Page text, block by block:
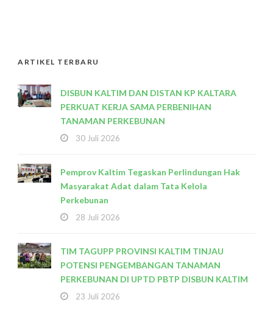
ARTIKEL TERBARU
DISBUN KALTIM DAN DISTAN KP KALTARA
PERKUAT KERJA SAMA PERBENIHAN
TANAMAN PERKEBUNAN
30 Juli 2026
Pemprov Kaltim Tegaskan Perlindungan Hak
Masyarakat Adat dalam Tata Kelola
Perkebunan
28 Juli 2026
TIM TAGUPP PROVINSI KALTIM TINJAU
POTENSI PENGEMBANGAN TANAMAN
PERKEBUNAN DI UPTD PBTP DISBUN KALTIM
23 Juli 2026